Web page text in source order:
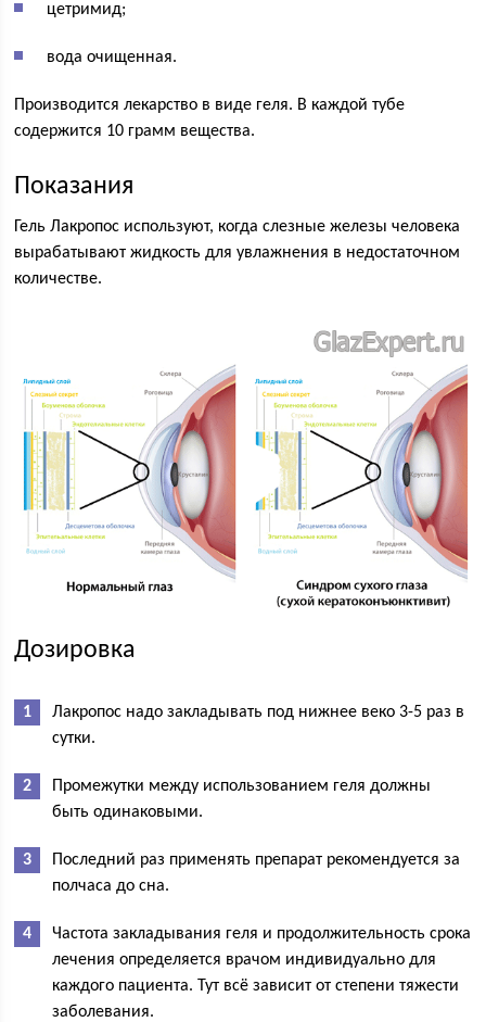
цетримид;
вода очищенная.
Производится лекарство в виде геля. В каждой тубе
содержится 10 грамм вещества.
Показания
Гель Лакропос используют, когда слезные железы человека
вырабатывают жидкость для увлажнения в недостаточном
количестве.
Дозировка
Лакропос надо закладывать под нижнее веко 3-5 раз в
сутки.
Промежутки между использованием геля должны
быть одинаковыми.
Последний раз применять препарат рекомендуется за
полчаса до сна.
Частота закладывания геля и продолжительность срока
лечения определяется врачом индивидуально для
каждого пациента. Тут всё зависит от степени тяжести
заболевания.